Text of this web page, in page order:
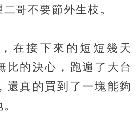
哥不要節外生枝。
在接下來的短短幾天
比的決心，跑遍了大台
還真的買到了一塊能夠